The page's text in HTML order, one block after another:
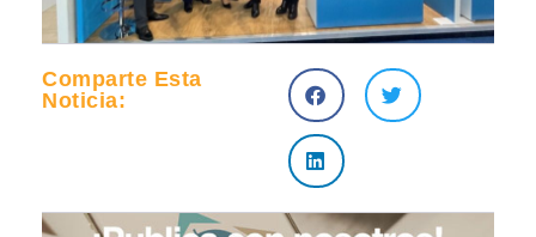
Comparte Esta
Noticia: